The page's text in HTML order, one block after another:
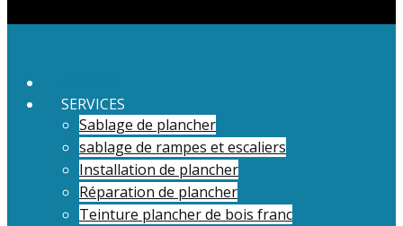
SERVICES
Sablage de plancher
sablage de rampes et escaliers
Installation de plancher
Réparation de plancher
Teinture plancher de bois franc